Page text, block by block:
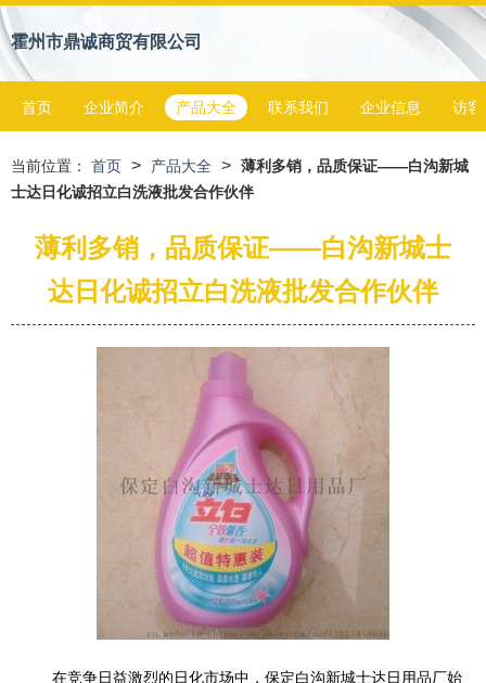
霍州市鼎诚商贸有限公司
首页 企业简介 产品大全 联系我们 企业信息 访客
当前位置： 首页 > 产品大全 > 薄利多销，品质保证——白沟新城
士达日化诚招立白洗液批发合作伙伴
薄利多销，品质保证——白沟新城士
达日化诚招立白洗液批发合作伙伴
在竞争日益激烈的日化市场中，保定白沟新城士达日用品厂始